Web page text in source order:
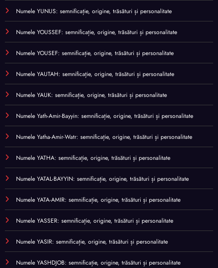
Numele YUNUS: semnificație, origine, trăsături și personalitate
Numele YOUSSEF: semnificație, origine, trăsături și personalitate
Numele YOUSEF: semnificație, origine, trăsături și personalitate
Numele YAUTAH: semnificație, origine, trăsături și personalitate
Numele YAUK: semnificație, origine, trăsături și personalitate
Numele Yath-Amir-Bayyin: semnificație, origine, trăsături și personalitate
Numele Yatha-Amir-Watr: semnificație, origine, trăsături și personalitate
Numele YATHA: semnificație, origine, trăsături și personalitate
Numele YATAL-BAYYIN: semnificație, origine, trăsături și personalitate
Numele YATA-AMIR: semnificație, origine, trăsături și personalitate
Numele YASSER: semnificație, origine, trăsături și personalitate
Numele YASIR: semnificație, origine, trăsături și personalitate
Numele YASHDJOB: semnificație, origine, trăsături și personalitate